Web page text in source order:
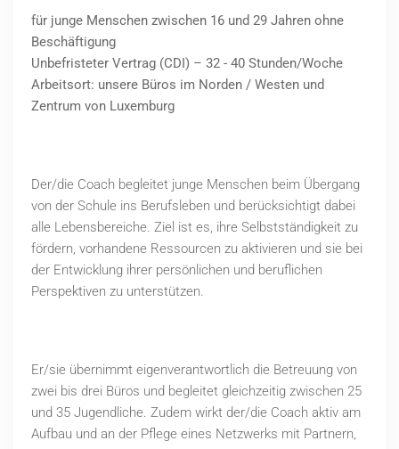
für junge Menschen zwischen 16 und 29 Jahren ohne
Beschäftigung
Unbefristeter Vertrag (CDI) – 32 - 40 Stunden/Woche
Arbeitsort: unsere Büros im Norden / Westen und
Zentrum von Luxemburg
Der/die Coach begleitet junge Menschen beim Übergang
von der Schule ins Berufsleben und berücksichtigt dabei
alle Lebensbereiche. Ziel ist es, ihre Selbstständigkeit zu
fördern, vorhandene Ressourcen zu aktivieren und sie bei
der Entwicklung ihrer persönlichen und beruflichen
Perspektiven zu unterstützen.
Er/sie übernimmt eigenverantwortlich die Betreuung von
zwei bis drei Büros und begleitet gleichzeitig zwischen 25
und 35 Jugendliche. Zudem wirkt der/die Coach aktiv am
Aufbau und an der Pflege eines Netzwerks mit Partnern,